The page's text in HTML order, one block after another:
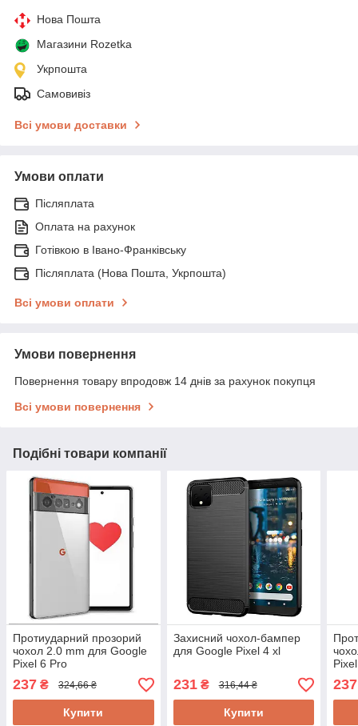
Нова Пошта
Магазини Rozetka
Укрпошта
Самовивіз
Всі умови доставки
Умови оплати
Післяплата
Оплата на рахунок
Готівкою в Івано-Франківську
Післяплата (Нова Пошта, Укрпошта)
Всі умови оплати
Умови повернення
Повернення товару впродовж 14 днів за рахунок покупця
Всі умови повернення
Подібні товари компанії
Протиударний прозорий
чохол 2.0 mm для Google
Pixel 6 Pro
237 ₴ 324,66 ₴
Купити
Захисний чохол-бампер
для Google Pixel 4 xl
231₴ 316,44 ₴
Купити
5G
237